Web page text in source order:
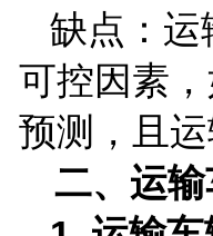
缺点：运
可控因素
预测，且运
二、运